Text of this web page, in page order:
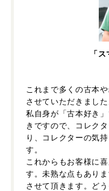
「
これまで多くの古本
させていただきました
私自身が「古本好き
きですので、コレク
り、コレクターの気
す。
これからもお客様に
す。未熟な点もあり
させて頂きます。ど